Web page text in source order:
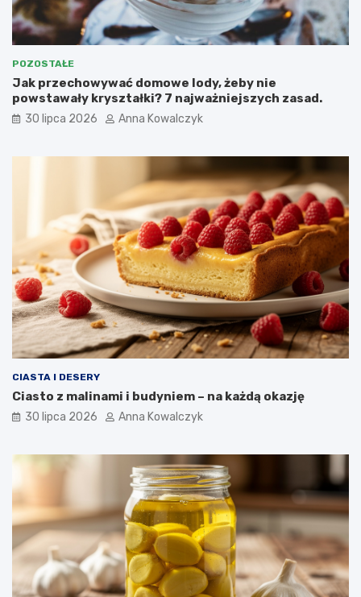
POZOSTAŁE
Jak przechowywać domowe lody, żeby nie
powstawały kryształki? 7 najważniejszych zasad.
30 lipca 2026 Anna Kowalczyk
CIASTA I DESERY
Ciasto z malinami i budyniem – na każdą okazję
30 lipca 2026 Anna Kowalczyk